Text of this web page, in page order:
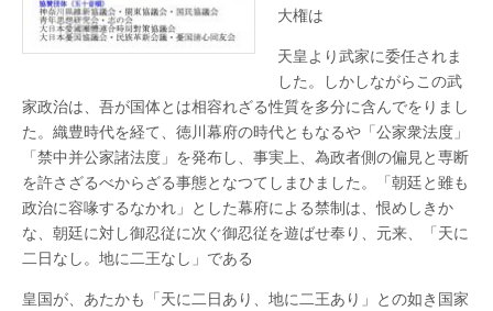
案
内
は
大権は
天皇より武家に委任されま
した。しかしながらこの武
家政治は、吾が国体とは相容れざる性質を多分に含んでをりまし
た。織豊時代を経て、徳川幕府の時代ともなるや「公家衆法度」
「禁中并公家諸法度」を発布し、事実上、為政者側の偏見と専断
を許さざるべからざる事態となつてしまひました。「朝廷と雖も
政治に容喙するなかれ」とした幕府による禁制は、恨めしきか
な、朝廷に対し御忍従に次ぐ御忍従を遊ばせ奉り、元来、「天に
二日なし。地に二王なし」である
皇国が、あたかも「天に二日あり、地に二王あり」との如き国家